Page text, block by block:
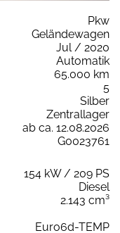
Pkw
Geländewagen
Jul / 2020
Automatik
65.000 km
5
Silber
Zentrallager
ab ca. 12.08.2026
G0023761
154 kW / 209 PS
Diesel
2.143 cm³
Euro6d-TEMP